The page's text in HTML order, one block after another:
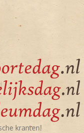
kranten!